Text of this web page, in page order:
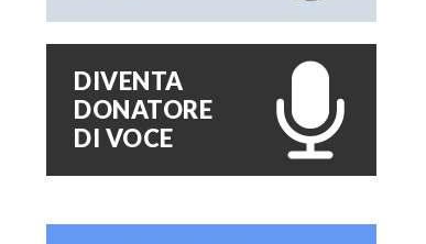
DIVENTA
DONATORE
DI VOCE